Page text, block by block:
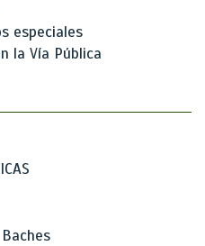
especiales
la Vía Pública